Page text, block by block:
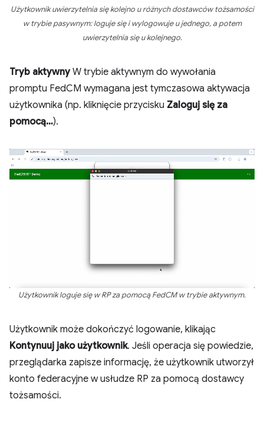
Użytkownik uwierzytelnia się kolejno u różnych dostawców tożsamości
w trybie pasywnym: loguje się i wylogowuje u jednego, a potem
uwierzytelnia się u kolejnego.
Tryb aktywnyW trybie aktywnym do wywołania
promptu FedCM wymagana jest tymczasowa aktywacja
użytkownika (np. kliknięcie przycisku Zaloguj się za
pomocą…).
Użytkownik loguje się w RP za pomocą FedCM w trybie aktywnym.
Użytkownik może dokończyć logowanie, klikając
Kontynuuj jako użytkownik. Jeśli operacja się powiedzie,
przeglądarka zapisze informację, że użytkownik utworzył
konto federacyjne w usłudze RP za pomocą dostawcy
tożsamości.